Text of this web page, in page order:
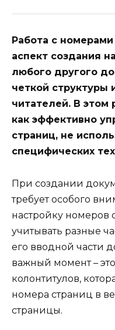
Работа с
аспект создания
любого другого
четкой структуры
читателей. В
как эффективно
страниц, не
специфических
При создании
требует особого
настройку номеров
учитывать разные
его вводной части
важный момент –
колонтитулов,
номера страниц в
страницы.